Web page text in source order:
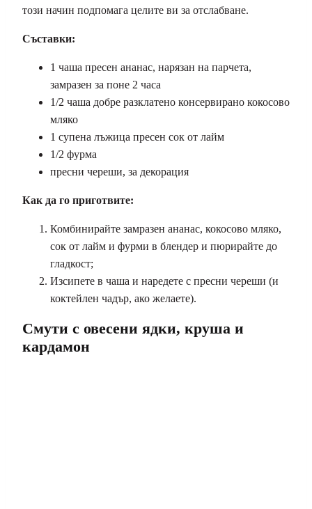
този начин подпомага целите ви за отслабване.
Съставки:
1 чаша пресен ананас, нарязан на парчета,
замразен за поне 2 часа
1/2 чаша добре разклатено консервирано кокосово
мляко
1 супена лъжица пресен сок от лайм
1/2 фурма
пресни череши, за декорация
Как да го приготвите:
Комбинирайте замразен ананас, кокосово мляко,
сок от лайм и фурми в блендер и пюрирайте до
гладкост;
Изсипете в чаша и наредете с пресни череши (и
коктейлен чадър, ако желаете).
Смути с овесени ядки, круша и
кардамон